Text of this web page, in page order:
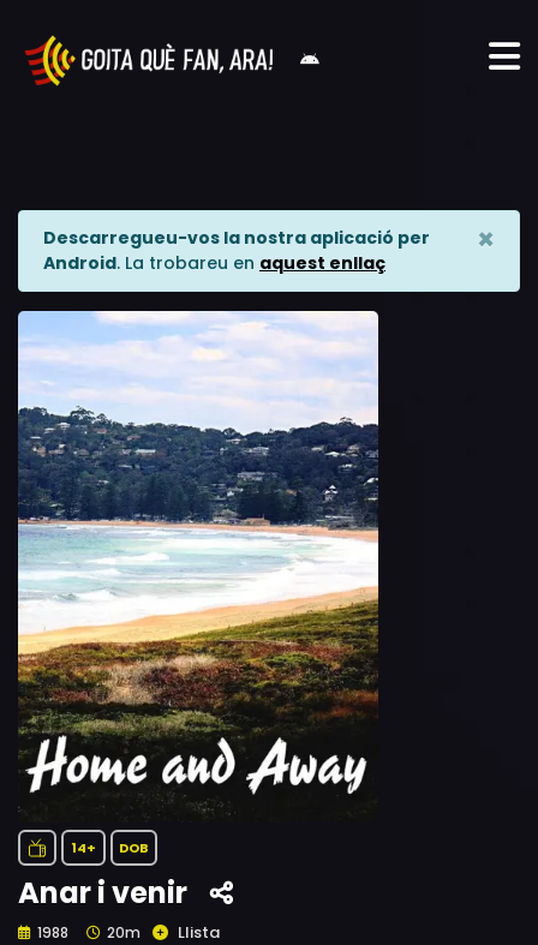
Descarregueu-vos la nostra aplicació per
Android. La trobareu en aquest enllaç
×
14+ DOB
Anar i venir
1988 20m Llista